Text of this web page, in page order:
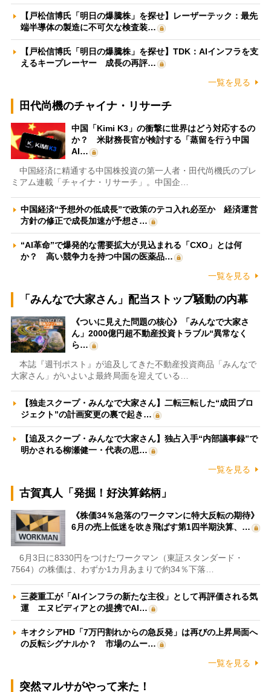
【戸松信博氏「明日の爆騰株」を探せ】レーザーテック：最先
端半導体の製造に不可欠な検査装…
【戸松信博氏「明日の爆騰株」を探せ】TDK：AIインフラを支
えるキープレーヤー 成長の再評…
一覧を見る
田代尚機のチャイナ・リサーチ
中国「Kimi K3」の衝撃に世界はどう対応するの
か？ 米財務長官が検討する「蒸留を行う中国
AI…
中国経済に精通する中国株投資の第一人者・田代尚機氏のプレ
ミアム連載「チャイナ・リサーチ」。中国企…
中国経済“予想外の低成長”で政策のテコ入れ必至か 経済運営
方針の修正で成長加速が予想さ…
“AI革命”で爆発的な需要拡大が見込まれる「CXO」とは何
か？ 高い競争力を持つ中国の医薬品…
一覧を見る
「みんなで大家さん」配当ストップ騒動の内幕
《ついに見えた問題の核心》「みんなで大家さ
ん」2000億円超不動産投資トラブル“異常なく
ら…
本誌『週刊ポスト』が追及してきた不動産投資商品「みんなで
大家さん」がいよいよ最終局面を迎えている…
【独走スクープ・みんなで大家さん】二転三転した“成田プロ
ジェクト”の計画変更の裏で起き…
【追及スクープ・みんなで大家さん】独占入手“内部議事録”で
明かされる柳瀬健一・代表の思…
一覧を見る
古賀真人「発掘！好決算銘柄」
《株価34％急落のワークマンに特大反転の期待》
6月の売上低迷を吹き飛ばす第1四半期決算、…
6月3日に8330円をつけたワークマン（東証スタンダード・
7564）の株価は、わずか1カ月あまりで約34％下落…
三菱重工が「AIインフラの新たな主役」として再評価される気
運 エヌビディアとの提携でAI…
キオクシアHD「7万円割れからの急反発」は再びの上昇局面へ
の反転シグナルか？ 市場のムー…
一覧を見る
突然マルサがやって来た！